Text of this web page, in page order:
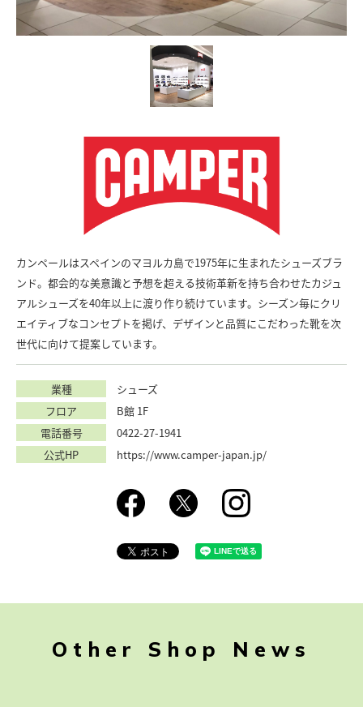
カンペールはスペインのマヨルカ島で1975年に生まれたシューズブラ
ンド。都会的な美意識と予想を超える技術革新を持ち合わせたカジュ
アルシューズを40年以上に渡り作り続けています。シーズン毎にクリ
エイティブなコンセプトを掲げ、デザインと品質にこだわった靴を次
世代に向けて提案しています。
業種
シューズ
フロア
B館 1F
電話番号
0422-27-1941
公式HP
https://www.camper-japan.jp/
Other Shop News